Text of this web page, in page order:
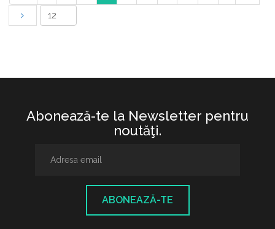
Abonează-te la Newsletter pentru
noutăţi.
ABONEAZĂ-TE